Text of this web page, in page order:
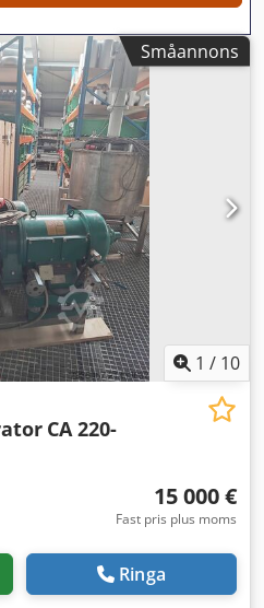
Småannons
1 / 10
CA 220-
15 000 €
Fast pris plus moms
Ringa